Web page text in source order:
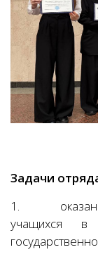
Задачи
1.
учащихся